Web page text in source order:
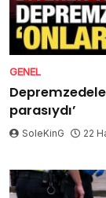
GENEL
parasıydı’
SoleKinG 22